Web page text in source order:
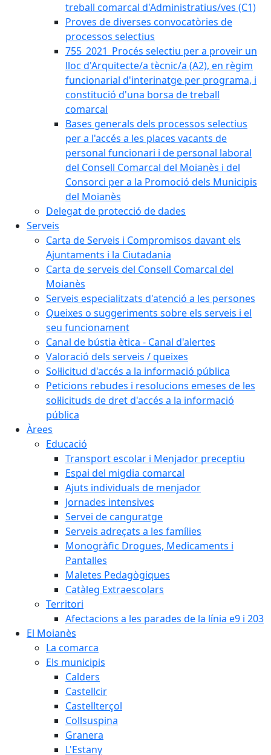
treball comarcal d'Administratius/ves (C1)
Proves de diverses convocatòries de
processos selectius
755_2021_Procés selectiu per a proveir un
lloc d'Arquitecte/a tècnic/a (A2), en règim
funcionarial d'interinatge per programa, i
constitució d'una borsa de treball
comarcal
Bases generals dels processos selectius
per a l'accés a les places vacants de
personal funcionari i de personal laboral
del Consell Comarcal del Moianès i del
Consorci per a la Promoció dels Municipis
del Moianès
Delegat de protecció de dades
Serveis
Carta de Serveis i Compromisos davant els
Ajuntaments i la Ciutadania
Carta de serveis del Consell Comarcal del
Moianès
Serveis especialitzats d'atenció a les persones
Queixes o suggeriments sobre els serveis i el
seu funcionament
Canal de bústia ètica - Canal d'alertes
Valoració dels serveis / queixes
Sol·licitud d'accés a la informació pública
Peticions rebudes i resolucions emeses de les
sol·licituds de dret d'accés a la informació
pública
Àrees
Educació
Transport escolar i Menjador preceptiu
Espai del migdia comarcal
Ajuts individuals de menjador
Jornades intensives
Servei de canguratge
Serveis adreçats a les famílies
Monogràfic Drogues, Medicaments i
Pantalles
Maletes Pedagògiques
Catàleg Extraescolars
Territori
Afectacions a les parades de la línia e9 i 203
El Moianès
La comarca
Els municipis
Calders
Castellcir
Castellterçol
Collsuspina
Granera
L'Estany